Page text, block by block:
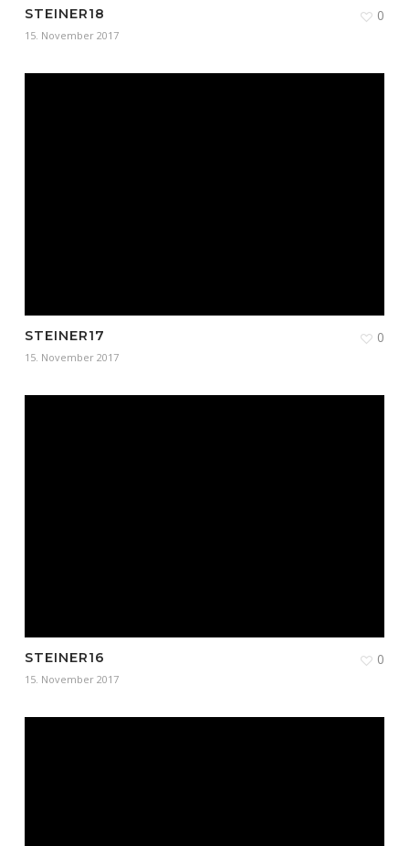
STEINER18
15. November 2017
0
STEINER17
15. November 2017
0
STEINER16
15. November 2017
0